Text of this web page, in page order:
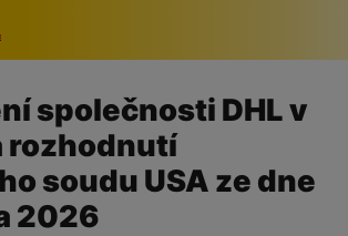
společnosti DHL v
rozhodnutí
soudu USA ze dne
2026